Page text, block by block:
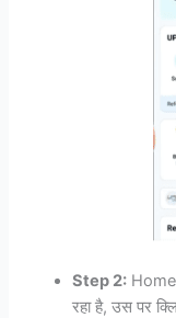
Step 2:
रहा है, उस पर